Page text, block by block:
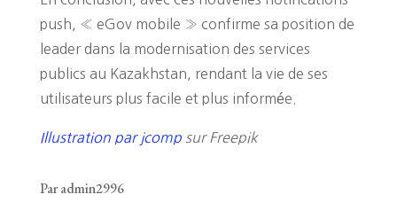
push, « eGov mobile » confirme sa position de
leader dans la modernisation des services
publics au Kazakhstan, rendant la vie de ses
utilisateurs plus facile et plus informée.
Illustration par jcompsur Freepik
Par admin2996